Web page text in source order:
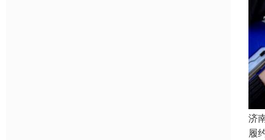
济
履